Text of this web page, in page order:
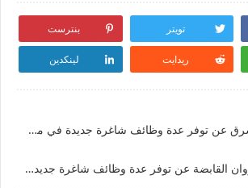
تويتر بنترست
ريدايت لينكدين
تعلن مستشفى الشرق عن توفر عدة وظائف شاغرة جديدة في مختلف التخصصات بالفجيرة في الامارات
تعلن مجموعة المروان القابضة عن توفر عدة وظائف شاغرة جديدة في مختلف التخصصات بالشارقة في الامارات